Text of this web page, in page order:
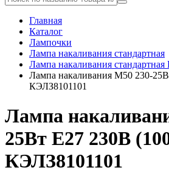
Главная
Каталог
Лампочки
Лампа накаливания стандартная
Лампа накаливания стандартная
Лампа накаливания М50 230-
КЭЛЗ8101101
Лампа
25Вт E27 230В
КЭЛЗ8101101